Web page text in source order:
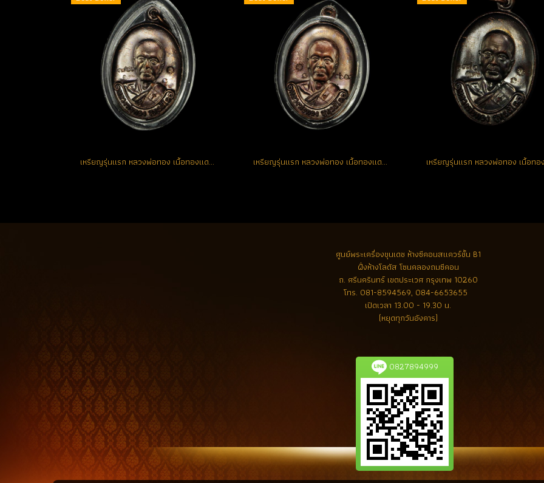
เหรียญรุ่นแรก หลวงพ่อทอง เนื้อทองแดงรมดำ โค้ด K หมายเลข 3726 ตอกพิเศษอีก 5 โค้ด (ขายแล้ว) เหรียญรุ่นแรก หลวงพ่อทอง เนื้อทองแดงรมดำ เหรียญแจกโค้ด K หมายเลข 3618 (ขายแล้ว)
ศูนย์พระเครื่องขุนเดช ห้างซีคอนสแควร์ชั้น B1
ฝั่งห้างโลตัส โซนคลองถมซีคอน
ถ. ศรีนครินทร์ เขตประเวศ กรุงเทพ 10260
โทร. 081-8594569, 084-6653655
เปิดเวลา 13.00 - 19.30 น.
(หยุดทุกวันอังคาร)
0827894999